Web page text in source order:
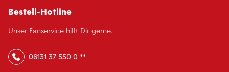
Bestell-Hotline
Unser Fanservice hilft Dir gerne.
06131 37 550 0 **